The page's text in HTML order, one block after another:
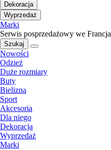
Dekoracja
Wyprzedaż
Marki
Serwis posprzedażowy we Francja
Szukaj
Nowości
Odzież
Duże rozmiary
Buty
Bielizna
Sport
Akcesoria
Dla niego
Dekoracja
Wyprzedaż
Marki